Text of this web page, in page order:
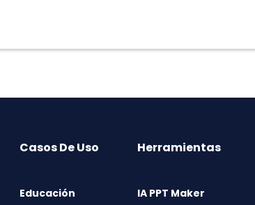
Casos De Uso
Educación
Herramientas
IA PPT Maker